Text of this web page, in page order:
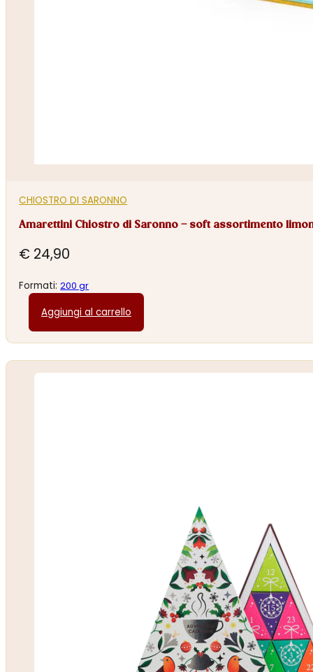
CHIOSTRO DI SARONNO
Amarettini Chiostro di Saronno – soft assortimento
€ 24,90
Formati:200 gr
Aggiungi al carrello